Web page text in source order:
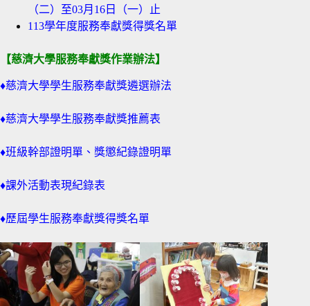
（二）至03月16日（一）止
113學年度服務奉獻獎得獎名單
【慈濟大學服務奉獻獎作業辦法】
♦慈濟大學學生服務奉獻獎遴選辦法
♦慈濟大學學生服務奉獻獎推薦表
♦班級幹部證明單、獎懲紀錄證明單
♦課外活動表現紀錄表
♦歷屆學生服務奉獻獎得獎名單